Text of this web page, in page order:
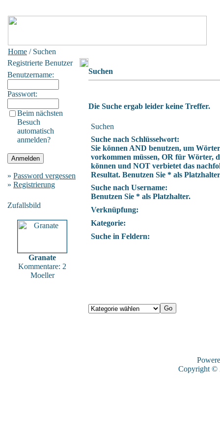
Home / Suchen
Registrierte Benutzer
Benutzername:
Passwort:
Beim nächsten
Besuch
automatisch
anmelden?
» Password vergessen
» Registrierung
Zufallsbild
Granate
Kommentare: 2
Moeller
Suchen
Die Suche ergab leider keine Treffer.
Suchen
Suche nach Schlüsselwort:
Sie können AND benutzen, um
vorkommen müssen, OR für Wörter,
können und NOT verbietet das
Resultat. Benutzen Sie * als
Suche nach Username:
Benutzen Sie * als Platzhalter.
Verknüpfung:
Kategorie:
Suche in Feldern:
Copyright ©